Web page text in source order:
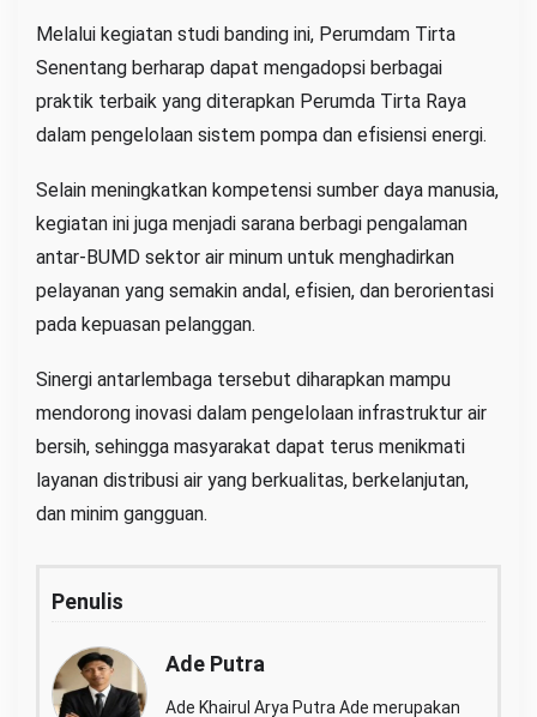
Melalui kegiatan studi banding ini, Perumdam Tirta
Senentang berharap dapat mengadopsi berbagai
praktik terbaik yang diterapkan Perumda Tirta Raya
dalam pengelolaan sistem pompa dan efisiensi energi.
Selain meningkatkan kompetensi sumber daya manusia,
kegiatan ini juga menjadi sarana berbagi pengalaman
antar-BUMD sektor air minum untuk menghadirkan
pelayanan yang semakin andal, efisien, dan berorientasi
pada kepuasan pelanggan.
Sinergi antarlembaga tersebut diharapkan mampu
mendorong inovasi dalam pengelolaan infrastruktur air
bersih, sehingga masyarakat dapat terus menikmati
layanan distribusi air yang berkualitas, berkelanjutan,
dan minim gangguan.
Penulis
Ade Putra
Ade Khairul Arya Putra Ade merupakan